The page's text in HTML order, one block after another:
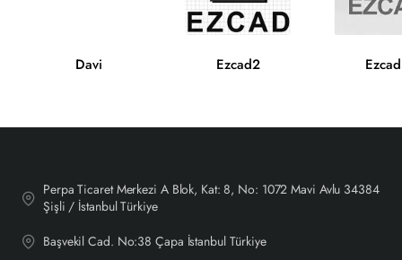
Davi Ezcad2
Perpa Ticaret Merkezi A Blok, Kat: 8, No: 1072 Mavi Avlu 34384
Şişli / İstanbul Türkiye
Başvekil Cad. No:38 Çapa İstanbul Türkiye